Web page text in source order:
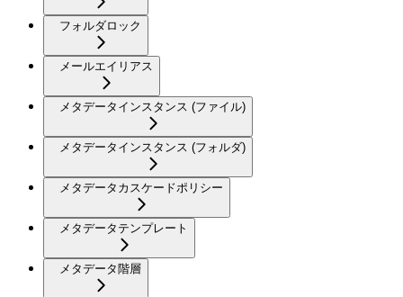
フォルダロック
メールエイリアス
メタデータインスタンス (ファイル)
メタデータインスタンス (フォルダ)
メタデータカスケードポリシー
メタデータテンプレート
メタデータ階層